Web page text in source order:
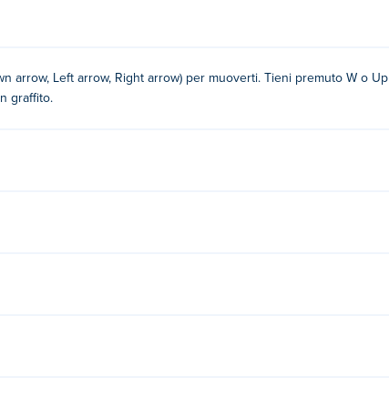
arrow, Left arrow, Right arrow) per muoverti. Tieni premuto W o Up
graffito.